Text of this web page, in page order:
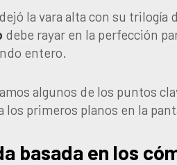
dejó la vara alta con su trilogía
debe rayar en la perfección
entero.
algunos de los puntos
los primeros planos en la
basada en los